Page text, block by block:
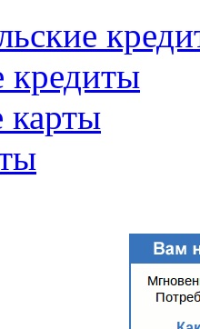
кредиты
карты